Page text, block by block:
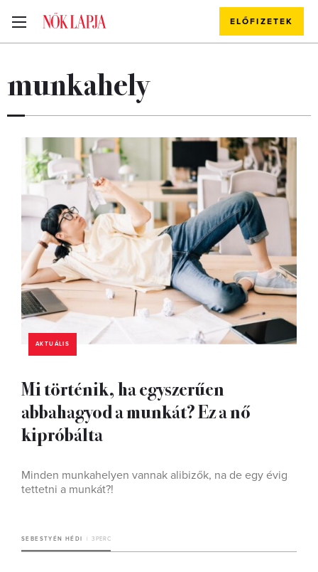
ELŐFIZETEK
munkahely
AKTUÁLIS
Mi történik, ha egyszerűen
abbahagyod a munkát? Ez a nő
kipróbálta
Minden munkahelyen vannak alibizők, na de egy évig
tettetni a munkát?!
SEBESTYÉN HÉDI 3 PERC